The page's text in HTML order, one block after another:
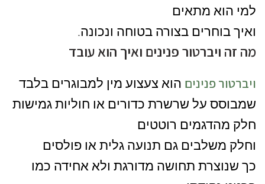
למי הוא מתאים
ואיך בוחרים בצורה בטוחה ונכונה.
מה זה ויברטור פנינים ואיך הוא עובד
ויברטור פנינים הוא צעצוע מין למבוגרים בלבד
שמבוסס על שרשרת כדורים או חוליות גמישות
חלק מהדגמים רוטטים
וחלק משלבים גם תנועה גלית או פולסים
כך שנוצרת תחושה מדורגת ולא אחידה כמו